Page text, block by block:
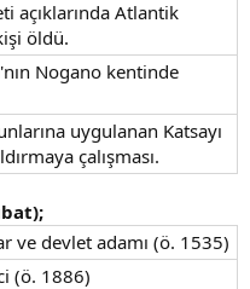
açıklarında Atlantik
öldü.
Nogano kentinde
uygulanan Katsayı
çalışması.
ve devlet adamı (ö. 1535)
(ö. 1886)